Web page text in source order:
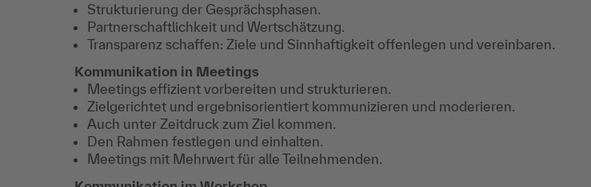
Strukturierung der Gesprächsphasen.
Partnerschaftlichkeit und Wertschätzung.
Transparenz schaffen: Ziele und Sinnhaftigkeit offenlegen und vereinbaren.
Kommunikation in Meetings
Meetings effizient vorbereiten und strukturieren.
Zielgerichtet und ergebnisorientiert kommunizieren und moderieren.
Auch unter Zeitdruck zum Ziel kommen.
Den Rahmen festlegen und einhalten.
Meetings mit Mehrwert für alle Teilnehmenden.